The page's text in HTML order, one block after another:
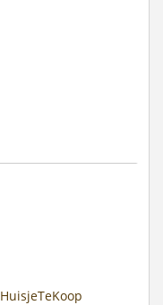
HuisjeTeKoop